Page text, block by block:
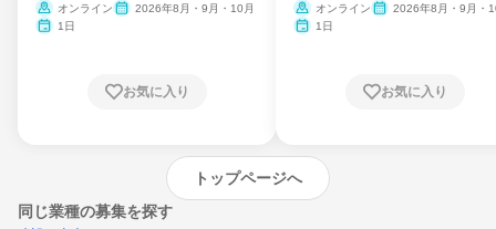
ム
オンライン
2026年8月・9月・10月
1日
お気に入り
オンライン
2026年8月・9月・
1日
お気に入り
トップページへ
同じ業種の募集を探す